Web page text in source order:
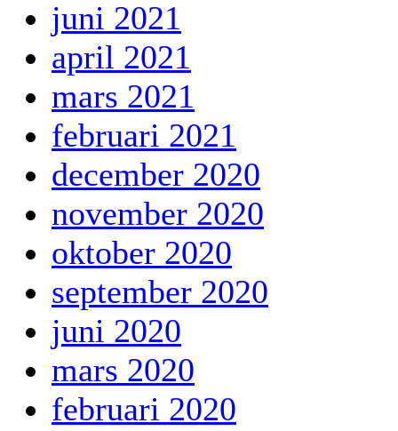
juni 2021
april 2021
mars 2021
februari 2021
december 2020
november 2020
oktober 2020
september 2020
juni 2020
mars 2020
februari 2020